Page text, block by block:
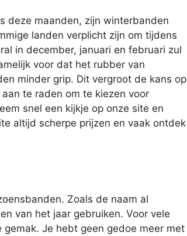
deze maanden, zijn winterbanden
landen verplicht zijn om tijdens
in december, januari en februari zul
voor dat het rubber van
minder grip. Dit vergroot de kans op
te raden om te kiezen voor
snel een kijkje op onze site en
altijd scherpe prijzen en vaak ontdek
Zoals de naam al
van het jaar gebruiken. Voor vele
Je hebt geen gedoe meer met